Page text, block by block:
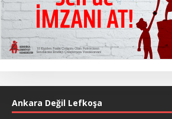
Ankara Değil Lefkoşa